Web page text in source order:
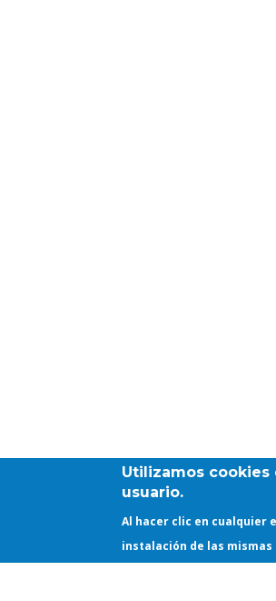
Utilizamos cookies
usuario.
Al hacer clic en cualquier
instalación de las mismas